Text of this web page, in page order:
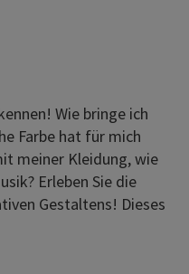
Wie bringe ich
Farbe hat für mich
meiner Kleidung, wie
Erleben Sie die
Gestaltens! Dieses